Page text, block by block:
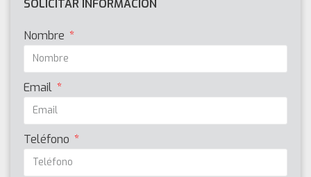
SOLICITAR INFORMACIÓN
Nombre
Email
Teléfono